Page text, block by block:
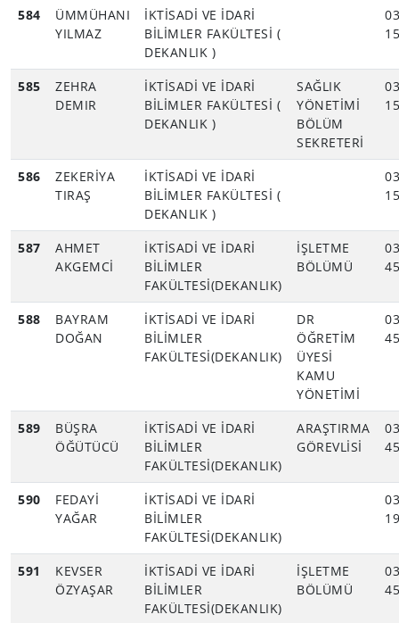
584
ÜMMÜHANI
YILMAZ
İKTİSADİ VE İDARİ
BİLİMLER FAKÜLTESİ (
DEKANLIK )
585
ZEHRA
DEMIR
İKTİSADİ VE İDARİ
BİLİMLER FAKÜLTESİ (
DEKANLIK )
SAĞLIK
YÖNETİMİ
BÖLÜM
SEKRETERİ
586
ZEKERİYA
TIRAŞ
İKTİSADİ VE İDARİ
BİLİMLER FAKÜLTESİ (
DEKANLIK )
587
AHMET
AKGEMCİ
İKTİSADİ VE İDARİ
BİLİMLER
FAKÜLTESİ(DEKANLIK)
İŞLETME
BÖLÜMÜ
588
BAYRAM
DOĞAN
İKTİSADİ VE İDARİ
BİLİMLER
FAKÜLTESİ(DEKANLIK)
DR
ÖĞRETİM
ÜYESİ
KAMU
YÖNETİMİ
589
BÜŞRA
ÖĞÜTÜCÜ
İKTİSADİ VE İDARİ
BİLİMLER
FAKÜLTESİ(DEKANLIK)
ARAŞTIRMA
GÖREVLİSİ
590
FEDAYİ
YAĞAR
İKTİSADİ VE İDARİ
BİLİMLER
FAKÜLTESİ(DEKANLIK)
591
KEVSER
ÖZYAŞAR
İKTİSADİ VE İDARİ
BİLİMLER
FAKÜLTESİ(DEKANLIK)
İŞLETME
BÖLÜMÜ